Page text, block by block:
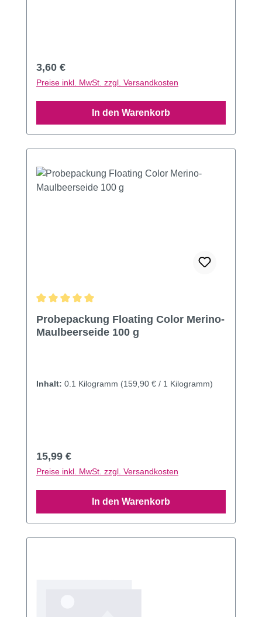
Regulärer Preis:
3,60 €
Preise inkl. MwSt. zzgl. Versandkosten
In den Warenkorb
Probepackung Floating Color Merino-
Maulbeerseide 100 g
Inhalt: 0.1 Kilogramm (159,90 € / 1 Kilogramm)
Regulärer Preis:
15,99 €
Preise inkl. MwSt. zzgl. Versandkosten
In den Warenkorb